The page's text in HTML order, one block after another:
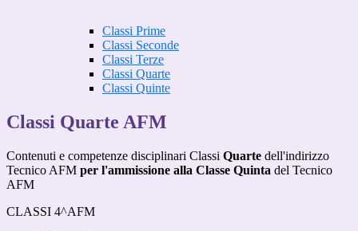
Classi Prime
Classi Seconde
Classi Terze
Classi Quarte
Classi Quinte
Classi Quarte AFM
Contenuti e competenze disciplinari Classi Quarte dell'indirizzo
Tecnico AFM per l'ammissione alla Classe Quinta del Tecnico
AFM
CLASSI 4^AFM